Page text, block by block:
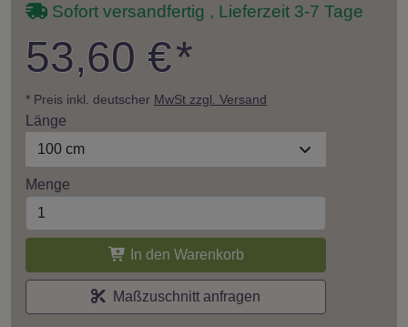
Sofort versandfertig , Lieferzeit 3-7 Tage
53,60 €*
* Preis inkl. deutscher MwSt zzgl. Versand
Länge
100 cm
Menge
In den Warenkorb
Maßzuschnitt anfragen